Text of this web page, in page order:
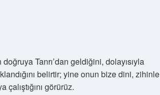
Tanrı’dan geldiğini, dolayısıyla
belirtir; yine onun bize dini, zihinle
görürüz.